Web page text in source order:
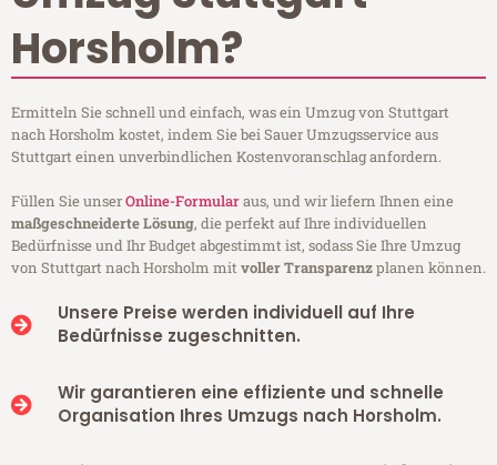
Horsholm?
Ermitteln Sie schnell und einfach, was ein Umzug von Stuttgart
nach Horsholm kostet, indem Sie bei Sauer Umzugsservice aus
Stuttgart einen unverbindlichen Kostenvoranschlag anfordern.
Füllen Sie unserOnline-Formularaus, und wir liefern Ihnen eine
maßgeschneiderte Lösung, die perfekt auf Ihre individuellen
Bedürfnisse und Ihr Budget abgestimmt ist, sodass Sie Ihre Umzug
von Stuttgart nach Horsholm mitvoller Transparenzplanen können.
Unsere Preise werden individuell auf Ihre
Bedürfnisse zugeschnitten.
Wir garantieren eine effiziente und schnelle
Organisation Ihres Umzugs nach Horsholm.